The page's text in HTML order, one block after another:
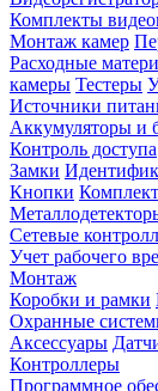
Комплекты
Монтаж камер
Расходные
камеры Тестеры
Источники
Аккумуляторы и
Контроль доступа
Замки
Кнопки
Сетевые
Учет рабочего
Монтаж
Коробки и рамки
Охранные
Аксессуары
Контроллеры
Программное